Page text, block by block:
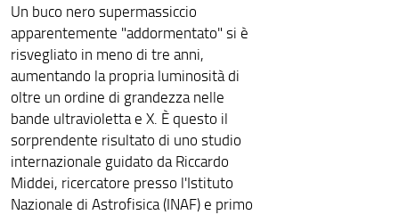
Un buco nero supermassiccio
apparentemente "addormentato" si è
risvegliato in meno di tre anni,
aumentando la propria luminosità di
oltre un ordine di grandezza nelle
bande ultravioletta e X. È questo il
sorprendente risultato di uno studio
internazionale guidato da Riccardo
Middei, ricercatore presso l'Istituto
Nazionale di Astrofisica (INAF) e primo